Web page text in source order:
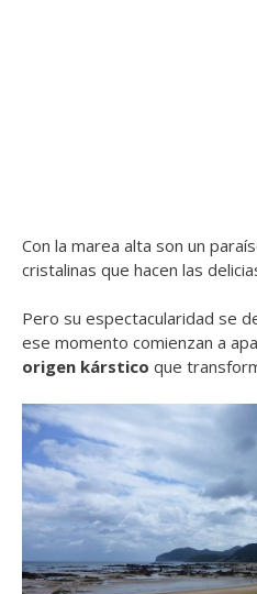
Con la marea alta son un
cristalinas que hacen las
Pero su espectacularidad se
ese momento comienzan a
origen kárstico que